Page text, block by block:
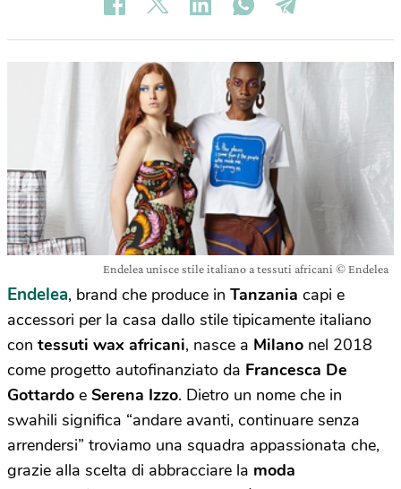
Endelea unisce stile italiano a tessuti africani © Endelea
Endelea, brand che produce in Tanzania capi e
accessori per la casa dallo stile tipicamente italiano
con tessuti wax africani, nasce a Milano nel 2018
come progetto autofinanziato da Francesca De
Gottardo e Serena Izzo. Dietro un nome che in
swahili significa “andare avanti, continuare senza
arrendersi” troviamo una squadra appassionata che,
grazie alla scelta di abbracciare la moda